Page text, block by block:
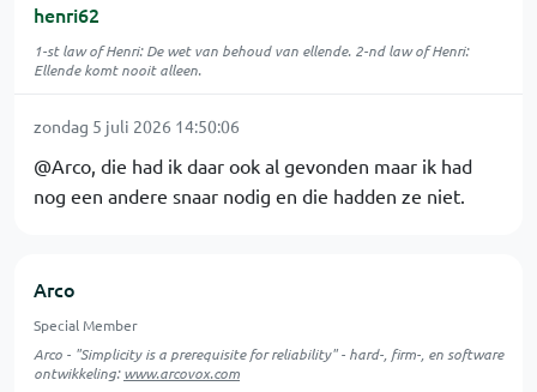
henri62
1-st law of Henri: De wet van behoud van ellende. 2-nd law of Henri:
Ellende komt nooit alleen.
zondag 5 juli 2026 14:50:06
@Arco, die had ik daar ook al gevonden maar ik had
nog een andere snaar nodig en die hadden ze niet.
Arco
Special Member
Arco - "Simplicity is a prerequisite for reliability" - hard-, firm-, en software
ontwikkeling:www.arcovox.com